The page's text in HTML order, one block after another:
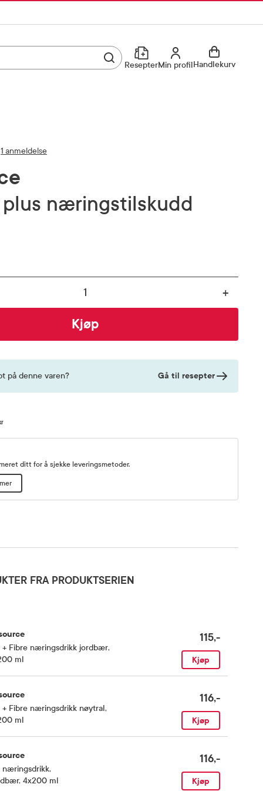
Utfør søkResepterMin profilMin profilHandlekurv
1 anmeldelse
plus næringstilskudd
+
Kjøp
på denne varen? Gå til resepter
ditt for å sjekke leveringsmetoder.
FRA PRODUKTSERIEN
+ Fibre næringsdrikk jordbær,
ml
115,-
Kjøp
+ Fibre næringsdrikk nøytral,
ml
116,-
Kjøp
næringsdrikk,
4x200 ml
116,-
Kjøp